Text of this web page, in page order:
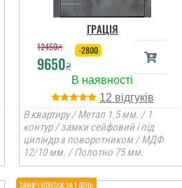
ГРАЦІЯ
12450₴
9650₴
-2800
12
В квартиру / Метал 1.5 мм. / 1
контур / замки сейфовий і під
циліндр з поворотником / МДФ
12/10 мм. / Полотно 75 мм.